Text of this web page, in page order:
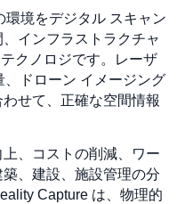
環境をデジタル スキャン
インフラストラクチャ
クノロジです。レーザ
ドローン イメージング
せて、正確な空間情報
、コストの削減、ワー
、建設、施設管理の分
Capture は、物理的